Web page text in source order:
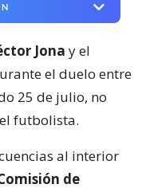
Jona y el
el duelo entre
25 de julio, no
futbolista.
al interior
de